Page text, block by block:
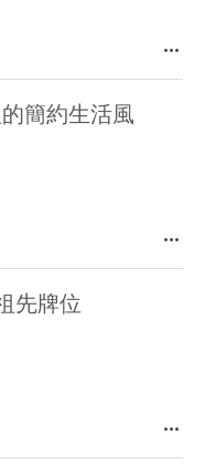
簡約生活風
先牌位